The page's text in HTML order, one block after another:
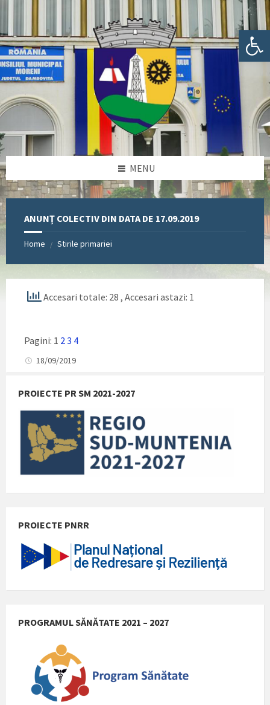
Deschide bara de unelte
sidebar
sidebar
MENU
ANUNȚ COLECTIV DIN DATA DE 17.09.2019
Home / Stirile primariei
Accesari totale: 28 , Accesari astazi: 1
Pagini: 1 2 3 4
18/09/2019
PROIECTE PR SM 2021-2027
PROIECTE PNRR
PROGRAMUL SĂNĂTATE 2021 – 2027